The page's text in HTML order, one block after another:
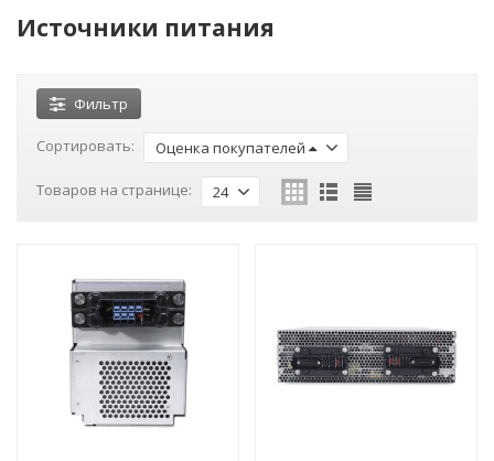
Источники питания
Фильтр
Сортировать: Оценка покупателей
Товаров на странице: 24